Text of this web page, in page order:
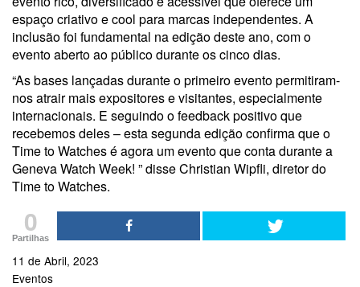
espaço criativo e cool para marcas independentes. A
inclusão foi fundamental na edição deste ano, com o
evento aberto ao público durante os cinco dias.
“As bases lançadas durante o primeiro evento permitiram-
nos atrair mais expositores e visitantes, especialmente
internacionais. E seguindo o feedback positivo que
recebemos deles – esta segunda edição confirma que o
Time to Watches é agora um evento que conta durante a
Geneva Watch Week! ” disse Christian Wipfli, diretor do
Time to Watches.
0
Partilhas
11 de Abril, 2023
Eventos